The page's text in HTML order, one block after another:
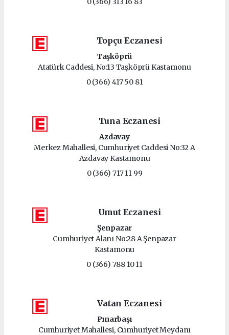
Topçu Eczanesi
Taşköprü
Atatürk Caddesi, No:13 Taşköprü Kastamonu
0 (366) 417 50 81
Tuna Eczanesi
Azdavay
Merkez Mahallesi, Cumhuriyet Caddesi No:32 A
Azdavay Kastamonu
0 (366) 717 11 99
Umut Eczanesi
Şenpazar
Cumhuriyet Alanı No:28 A Şenpazar
Kastamonu
0 (366) 788 10 11
Vatan Eczanesi
Pınarbaşı
Cumhuriyet Mahallesi, Cumhuriyet Meydanı